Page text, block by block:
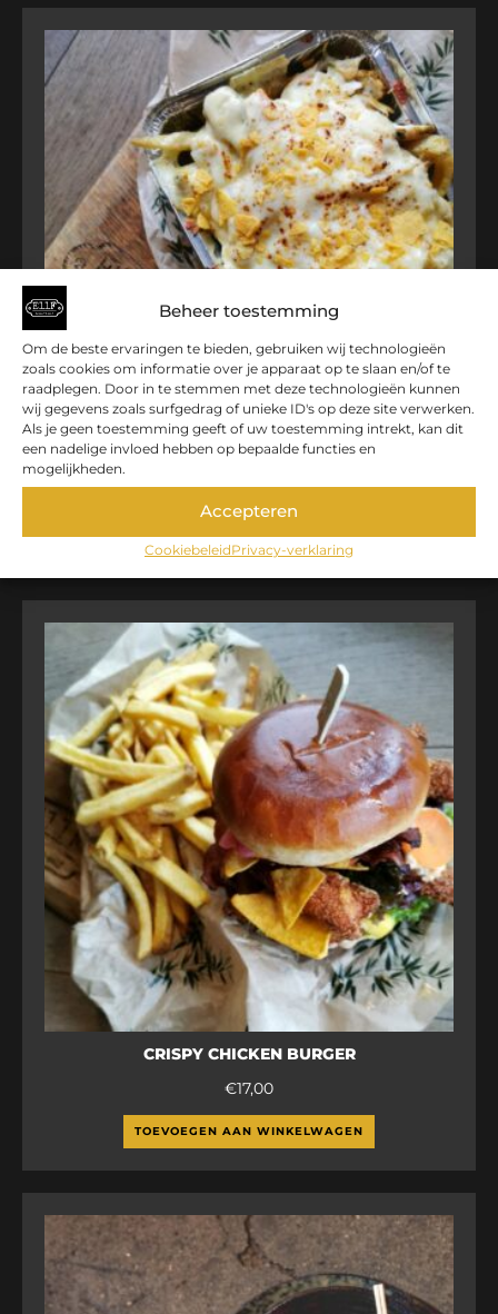
Beheer toestemming
Om de beste ervaringen te bieden, gebruiken wij technologieën
zoals cookies om informatie over je apparaat op te slaan en/of te
raadplegen. Door in te stemmen met deze technologieën kunnen
wij gegevens zoals surfgedrag of unieke ID's op deze site verwerken.
Als je geen toestemming geeft of uw toestemming intrekt, kan dit
een nadelige invloed hebben op bepaalde functies en
mogelijkheden.
Accepteren
CookiebeleidPrivacy-verklaring
ROBSALON
TOEVOEGEN AAN WINKELWAGEN
CRISPY CHICKEN BURGER
€17,00
TOEVOEGEN AAN WINKELWAGEN